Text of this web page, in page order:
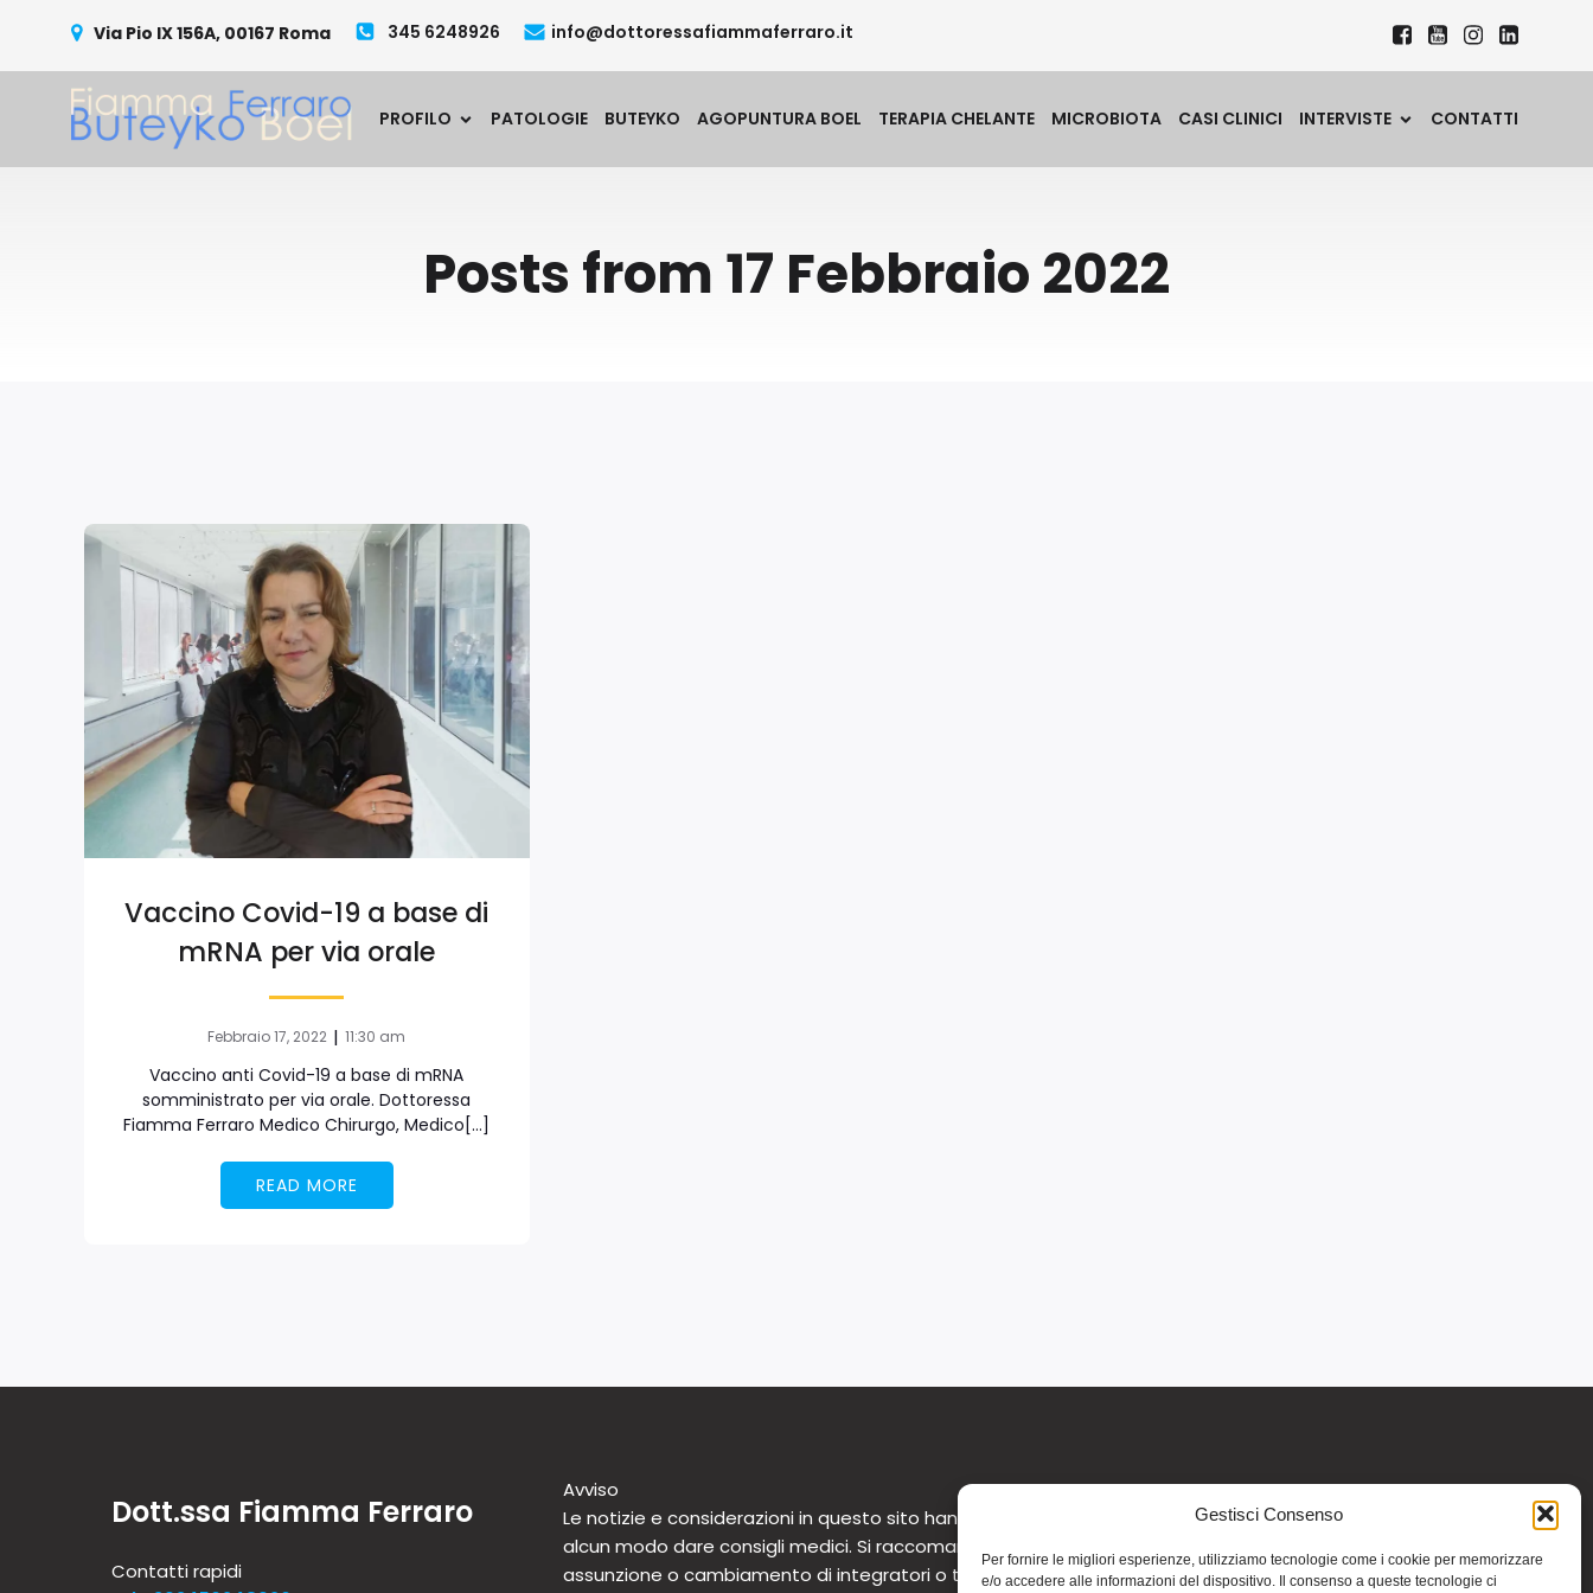
Gestisci Consenso
Per fornire le migliori esperienze, utilizziamo tecnologie come i cookie per memorizzare
e/o accedere alle informazioni del dispositivo. Il consenso a queste tecnologie ci
Via Pio IX 156A, 00167 Roma 345 6248926 info@dottoressafiammaferraro.it
PROFILO PATOLOGIE BUTEYKO AGOPUNTURA BOEL TERAPIA CHELANTE MICROBIOTA CASI CLINICI INTERVISTE CONTATTI
Posts from 17 Febbraio 2022
Vaccino Covid-19 a base di
mRNA per via orale
Febbraio 17, 2022 | 11:30 am
Vaccino anti Covid-19 a base di mRNA
somministrato per via orale. Dottoressa
Fiamma Ferraro Medico Chirurgo, Medico[…]
READ MORE
Dott.ssa Fiamma Ferraro
Contatti rapidi
Avviso
Le notizie e considerazioni in questo sito hanno carattere informativo generale e non intendono in
alcun modo dare consigli medici. Si raccomanda di non intraprendere o interrompere alcuna terapia o
assunzione o cambiamento di integratori o tantomeno medicinali (nemmeno “naturali”) senza una